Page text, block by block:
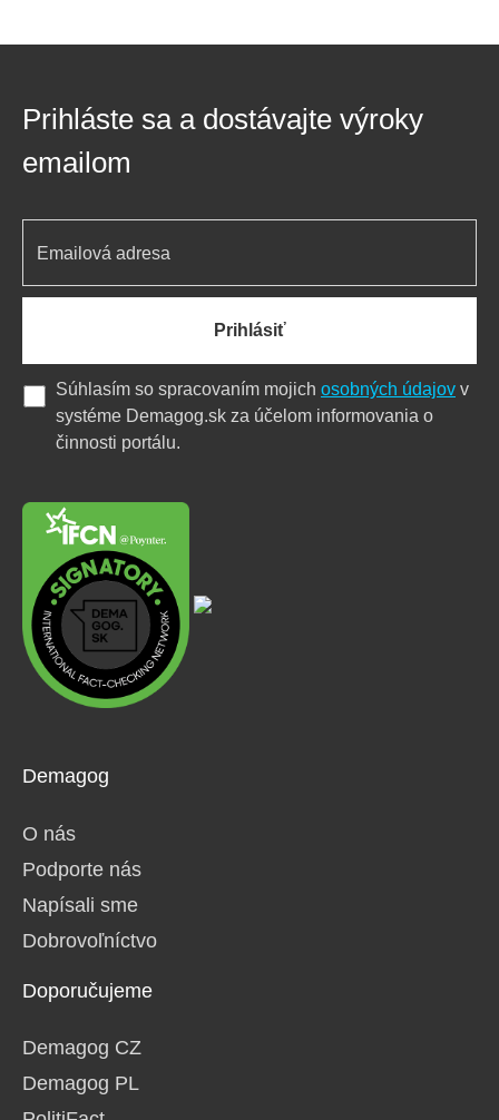
Demagog
O nás
Podporte nás
Napísali sme
Dobrovoľníctvo
Doporučujeme
Demagog CZ
Demagog PL
Prihláste sa a dostávajte výroky
emailom
Prihlásiť
Súhlasím so spracovaním mojich osobných údajov v
systéme Demagog.sk za účelom informovania o
činnosti portálu.